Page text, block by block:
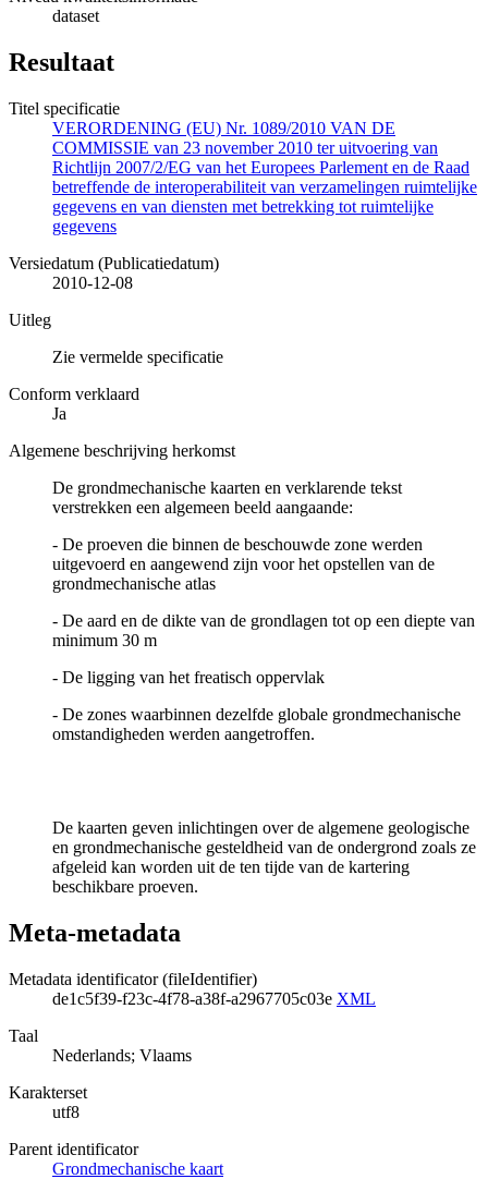
dataset
Resultaat
Titel specificatie
VERORDENING (EU) Nr. 1089/2010 VAN DE
COMMISSIE van 23 november 2010 ter uitvoering van
Richtlijn 2007/2/EG van het Europees Parlement en de Raad
betreffende de interoperabiliteit van verzamelingen ruimtelijke
gegevens en van diensten met betrekking tot ruimtelijke
gegevens
Versiedatum (Publicatiedatum)
2010-12-08
Uitleg
Zie vermelde specificatie
Conform verklaard
Ja
Algemene beschrijving herkomst
De grondmechanische kaarten en verklarende tekst
verstrekken een algemeen beeld aangaande:
- De proeven die binnen de beschouwde zone werden
uitgevoerd en aangewend zijn voor het opstellen van de
grondmechanische atlas
- De aard en de dikte van de grondlagen tot op een diepte van
minimum 30 m
- De ligging van het freatisch oppervlak
- De zones waarbinnen dezelfde globale grondmechanische
omstandigheden werden aangetroffen.
De kaarten geven inlichtingen over de algemene geologische
en grondmechanische gesteldheid van de ondergrond zoals ze
afgeleid kan worden uit de ten tijde van de kartering
beschikbare proeven.
Meta-metadata
Metadata identificator (fileIdentifier)
de1c5f39-f23c-4f78-a38f-a2967705c03e XML
Taal
Nederlands; Vlaams
Karakterset
utf8
Parent identificator
Grondmechanische kaart